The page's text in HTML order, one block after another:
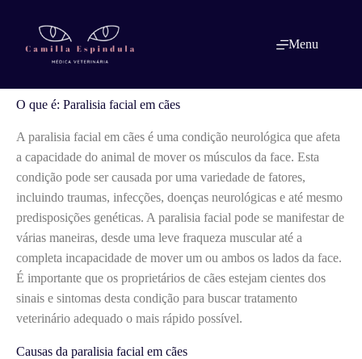
conteúdo
Menu
O que é: Paralisia facial em cães
O que é: Paralisia facial em cães
A paralisia facial em cães é uma condição neurológica que afeta
a capacidade do animal de mover os músculos da face. Esta
condição pode ser causada por uma variedade de fatores,
incluindo traumas, infecções, doenças neurológicas e até mesmo
predisposições genéticas. A paralisia facial pode se manifestar de
várias maneiras, desde uma leve fraqueza muscular até a
completa incapacidade de mover um ou ambos os lados da face.
É importante que os proprietários de cães estejam cientes dos
sinais e sintomas desta condição para buscar tratamento
veterinário adequado o mais rápido possível.
Causas da paralisia facial em cães